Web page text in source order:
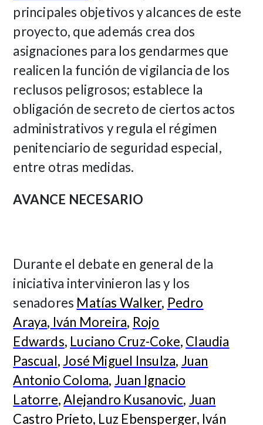
principales objetivos y alcances de este
proyecto, que además crea dos
asignaciones para los gendarmes que
realicen la función de vigilancia de los
reclusos peligrosos; establece la
obligación de secreto de ciertos actos
administrativos y regula el régimen
penitenciario de seguridad especial,
entre otras medidas.
AVANCE NECESARIO
Durante el debate en general de la
iniciativa intervinieron las y los
senadores Matías Walker, Pedro
Araya, Iván Moreira, Rojo
Edwards, Luciano Cruz-Coke, Claudia
Pascual, José Miguel Insulza, Juan
Antonio Coloma, Juan Ignacio
Latorre,Alejandro Kusanovic, Juan
Castro Prieto, Luz Ebensperger, Iván